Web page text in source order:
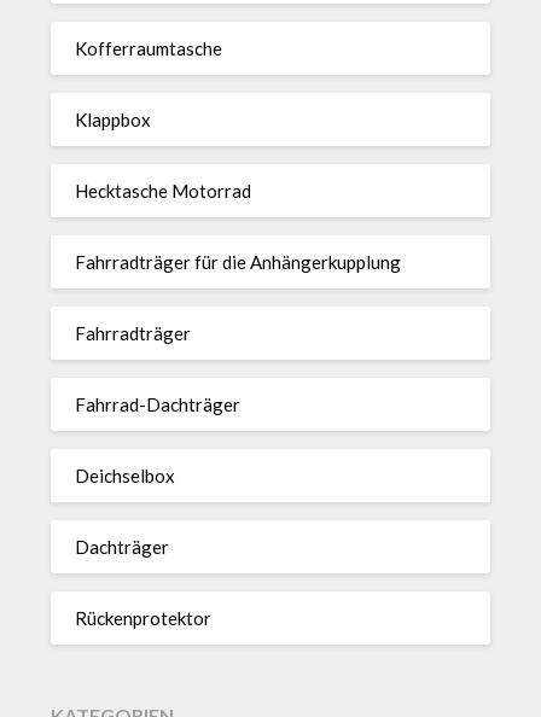
Kof­fer­raum­ta­sche
Klappbox
Heck­ta­sche Motorrad
Fahr­rad­träger für die Anhän­ger­kup­p­lung
Fahr­rad­träger
Fahrrad-Dach­träger
Deich­selbox
Dach­träger
Rücken­pro­tektor